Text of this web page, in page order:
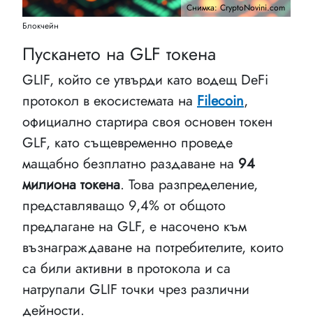
Снимка: CryptoNovini.com
Блокчейн
Пускането на GLF токена
GLIF, който се утвърди като водещ DeFi
протокол в екосистемата на Filecoin,
официално стартира своя основен токен
GLF, като същевременно проведе
мащабно безплатно раздаване на 94
милиона токена. Това разпределение,
представляващо 9,4% от общото
предлагане на GLF, е насочено към
възнаграждаване на потребителите, които
са били активни в протокола и са
натрупали GLIF точки чрез различни
дейности.